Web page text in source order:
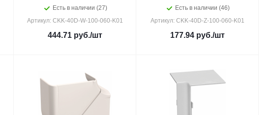
Есть в наличии (27)
Артикул: CKK-40D-W-100-060-K01
444.71 руб./шт
Есть в наличии (46)
Артикул: CKK-40D-Z-100-060-K01
177.94 руб./шт